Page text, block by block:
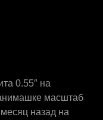
0.55″ на
масштаб
назад на